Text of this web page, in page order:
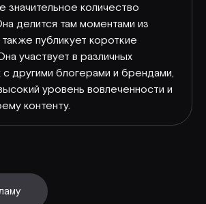
значительное количество
делится там моментами из
публикует короткие
участвует в различных
с другими блогерами и брендами,
уровень вовлеченности и
контенту.